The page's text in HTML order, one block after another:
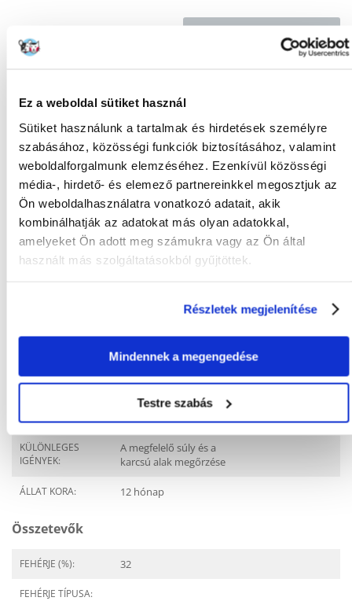
Ez a weboldal sütiket használ
Sütiket használunk a tartalmak és hirdetések személyre
szabásához, közösségi funkciók biztosításához, valamint
weboldalforgalmunk elemzéséhez. Ezenkívül közösségi
média-, hirdető- és elemező partnereinkkel megosztjuk az
Ön weboldalhasználatra vonatkozó adatait, akik
kombinálhatják az adatokat más olyan adatokkal,
amelyeket Ön adott meg számukra vagy az Ön által
használt más szolgáltatásokból gyűjtöttek.
Részletek megjelenítése
Mindennek a megengedése
Testre szabás
KÉRDEZZ TŐLÜNK!
Tulajdonságok
CSOMAG SÚLYA
(KG):
10
TERMÉKCSALÁD: Royal Canin Ragdoll
GYÁRTÓ: ROYAL CANIN
Javasolt felhasználás
ÉLETSZAKASZ: Felnőtt
FAJ: Rongybaba
KÜLÖNLEGES
IGÉNYEK:
A megfelelő súly és a
karcsú alak megőrzése
ÁLLAT KORA: 12 hónap
Összetevők
FEHÉRJE (%): 32
FEHÉRJE TÍPUSA: